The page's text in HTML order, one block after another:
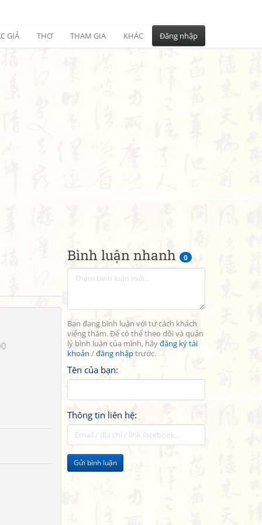
GIẢ THƠ THAM GIA KHÁC Đăng nhập
Bình luận nhanh 0
Bạn đang bình luận với tư cách khách
viếng thăm. Để có thể theo dõi và quản
lý bình luận của mình, hãyđăng ký tài
khoản /đăng nhậptrước.
Tên của bạn:
Thông tin liên hệ:
Gửi bình luận